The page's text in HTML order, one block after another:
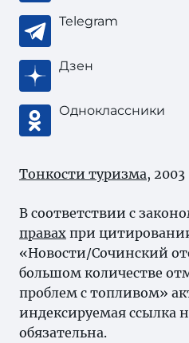
Telegram
Дзен
Одноклассники
Тонкости туризма,
В соответствии с
правах при
«Новости/Сочинский
большом количестве
проблем с топливом»
индексируемая ссылка
обязательна.